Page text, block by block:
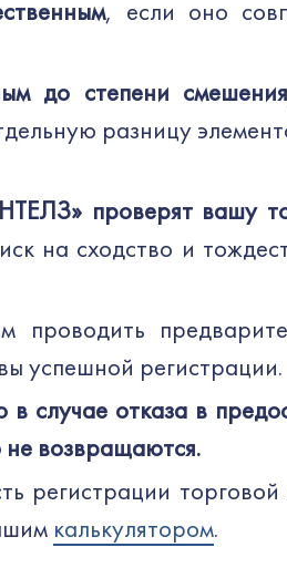
, если оно
до степени смешения
разницу
проверят вашу
на сходство и
проводить
успешной регистрации.
случае отказа в
не возвращаются.
регистрации
калькулятором.